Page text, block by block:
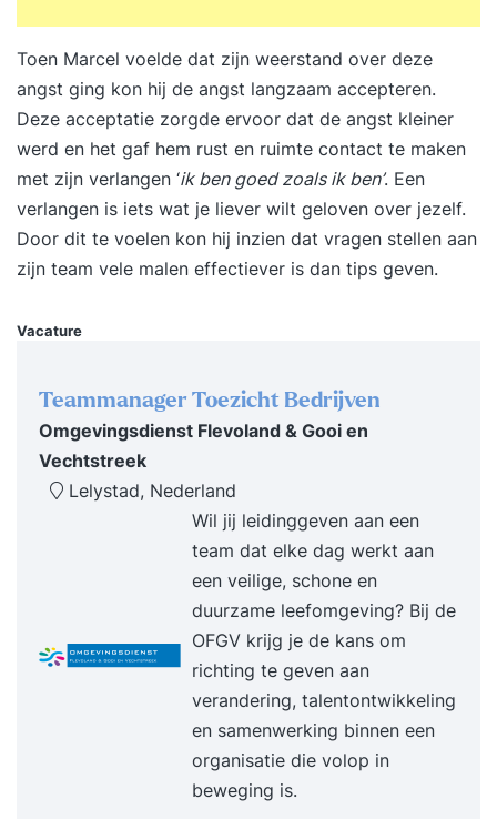
willen leren, oefenen en eigen willen maken. Het
blijkt dat de deelnemers die de intake van te
voren al invullen gefocust aan de training
beginnen en daardoor veel uit de training halen.
De trainers en acteurs gebruiken de informatie uit
de ingevulde formulieren om de training optimaal
aan te laten sluiten op de groep deelnemers.
Teamsamenwerking De training is geschikt als
open inschrijving binnen uw organisatie. Wanneer
en het in gesprek blijven met elkaar over lastige
situaties die zich tijdens het werk voordoen.
Blijvend leren van en met elkaar maken dat de
effecten van de training beter in de praktijk
doorwerken. Zakelijk De training wordt in
company gegeven en kost totaal € 2200,-. Bij de
prijs van € 183,-/persoon is uitgegaan van een
minimaal aantal deelnemers van 12. Kosten zijn
inclusief gebruik maken van de
leerpleinomgeving en testen via website van
GRAS trainingsmaterialen als werkopdrachten,
PPT’s, hand-outs via website en/of fysiek
(telefonisch) overleg over bijstellen van
programma planning en organisatie trainer
Toen Marcel voelde dat zijn weerstand over deze
angst ging kon hij de angst langzaam accepteren.
Deze acceptatie zorgde ervoor dat de angst kleiner
werd en het gaf hem rust en ruimte contact te maken
met zijn verlangen ‘ik ben goed zoals ik ben’. Een
verlangen is iets wat je liever wilt geloven over jezelf.
Door dit te voelen kon hij inzien dat vragen stellen aan
zijn team vele malen effectiever is dan tips geven.
Vacature
Teammanager Toezicht Bedrijven
Omgevingsdienst Flevoland & Gooi en
Vechtstreek
Lelystad, Nederland
Wil jij leidinggeven aan een
team dat elke dag werkt aan
een veilige, schone en
duurzame leefomgeving? Bij de
OFGV krijg je de kans om
richting te geven aan
verandering, talentontwikkeling
en samenwerking binnen een
organisatie die volop in
beweging is.